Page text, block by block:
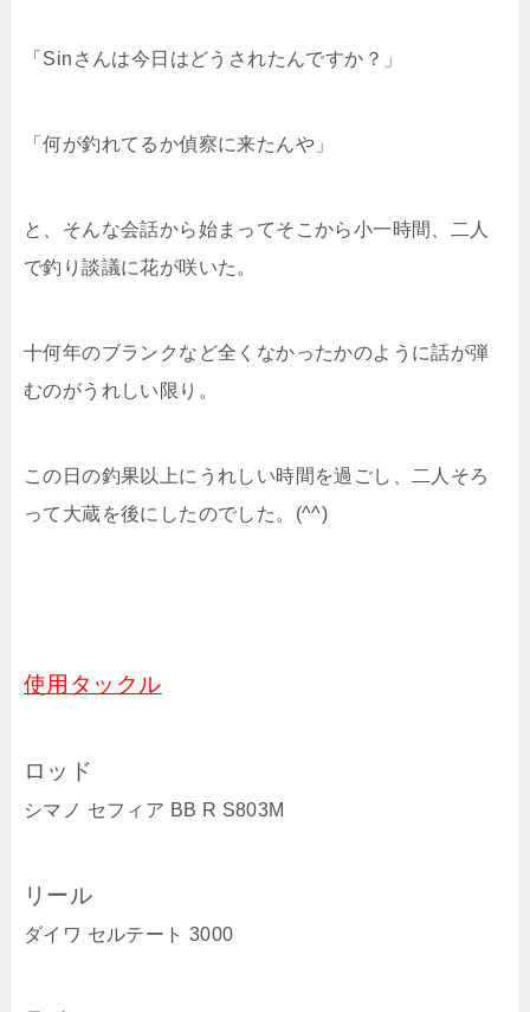
「Sinさんは今日はどうされたんですか？」
「何が釣れてるか偵察に来たんや」
と、そんな会話から始まってそこから小一時間、二人
で釣り談議に花が咲いた。
十何年のブランクなど全くなかったかのように話が弾
むのがうれしい限り。
この日の釣果以上にうれしい時間を過ごし、二人そろ
って大蔵を後にしたのでした。(^^)
使用タックル
ロッド
シマノ セフィア BB R S803M
リール
ダイワ セルテート 3000